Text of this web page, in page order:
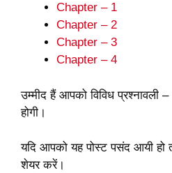
Chapter – 1
Chapter – 2
Chapter – 3
Chapter – 4
उम्मीद हैं आपको विविध प्रश्नावली
होगी।
यदि आपको यह पोस्ट पसंद आयी हो
शेयर करें।